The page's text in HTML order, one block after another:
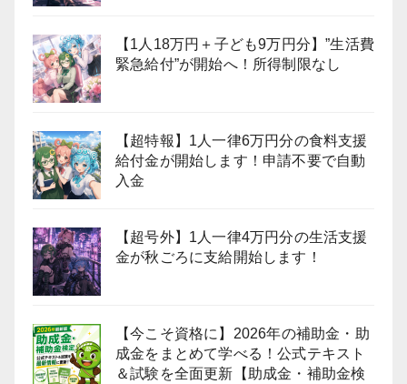
【1人18万円＋子ども9万円分】”生活費
緊急給付”が開始へ！所得制限なし
【超特報】1人一律6万円分の食料支援
給付金が開始します！申請不要で自動
入金
【超号外】1人一律4万円分の生活支援
金が秋ごろに支給開始します！
【今こそ資格に】2026年の補助金・助
成金をまとめて学べる！公式テキスト
＆試験を全面更新【助成金・補助金検